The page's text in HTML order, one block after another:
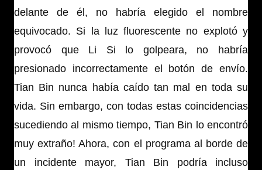
delante de él, no habría elegido el nombre
equivocado. Si la luz fluorescente no explotó y
provocó que Li Si lo golpeara, no habría
presionado incorrectamente el botón de envío.
Tian Bin nunca había caído tan mal en toda su
vida. Sin embargo, con todas estas coincidencias
sucediendo al mismo tiempo, Tian Bin lo encontró
muy extraño! Ahora, con el programa al borde de
un incidente mayor, Tian Bin podría incluso